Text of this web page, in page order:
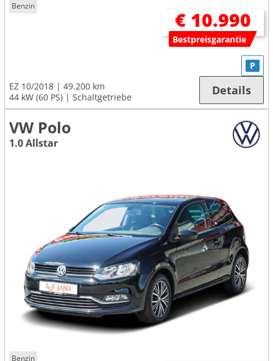
Benzin
€ 10.990
Bestpreisgarantie
EZ 10/2018
49.200 km
44 kW (60 PS)
Schaltgetriebe
P
Details
VW Polo
1.0 Allstar
Benzin